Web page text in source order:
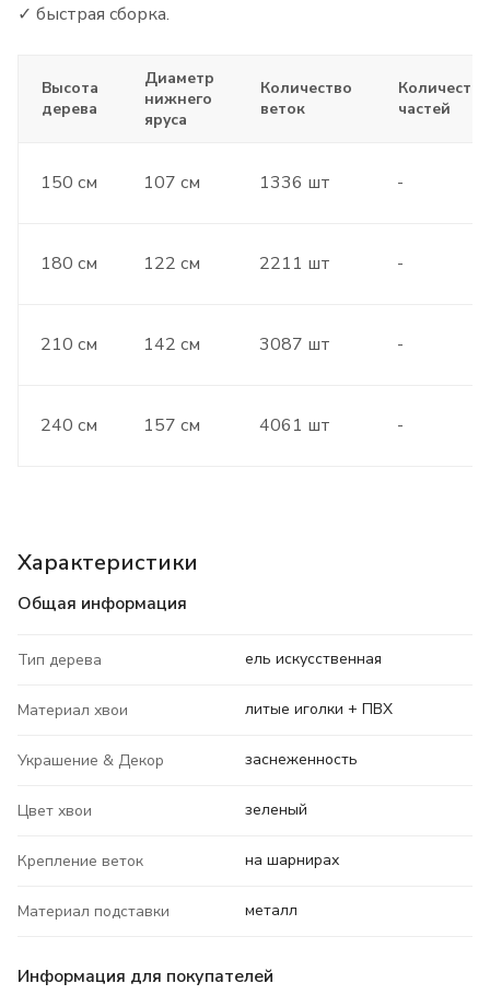
✓ быстрая сборка.
Высота
дерева
Диаметр
нижнего
яруса
Количество
веток
Количество
частей
150 см 107 см 1336 шт -
180 см 122 см 2211 шт -
210 см 142 см 3087 шт -
240 см 157 см 4061 шт -
Характеристики
Общая информация
Тип дерева ель искусственная
Материал хвои литые иголки + ПВХ
Украшение & Декор заснеженность
Цвет хвои зеленый
Крепление веток на шарнирах
Материал подставки металл
Информация для покупателей